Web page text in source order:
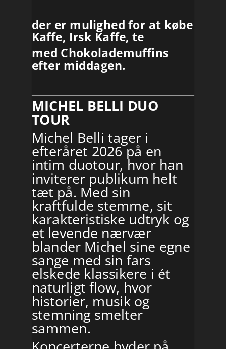
der er mulighed for at købe
Kaffe, Irsk Kaffe, te
med Chokolademuffins
efter middagen.
MICHEL BELLI DUO
TOUR
Michel Belli tager i
efteråret 2026 på en
intim duotour, hvor han
inviterer publikum helt
tæt på. Med sin
kraftfulde stemme, sit
karakteristiske udtryk og
et levende nærvær
blander Michel sine egne
sange med sin fars
elskede klassikere i ét
naturligt flow, hvor
historier, musik og
stemning smelter
sammen.